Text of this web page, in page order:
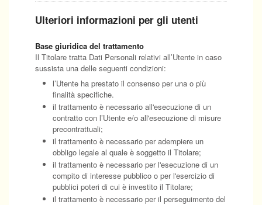
Ulteriori informazioni per gli utenti
Base giuridica del trattamento
Il Titolare tratta Dati Personali relativi all’Utente in caso
sussista una delle seguenti condizioni:
l’Utente ha prestato il consenso per una o più
finalità specifiche.
il trattamento è necessario all'esecuzione di un
contratto con l’Utente e/o all'esecuzione di misure
precontrattuali;
il trattamento è necessario per adempiere un
obbligo legale al quale è soggetto il Titolare;
il trattamento è necessario per l'esecuzione di un
compito di interesse pubblico o per l'esercizio di
pubblici poteri di cui è investito il Titolare;
il trattamento è necessario per il perseguimento del